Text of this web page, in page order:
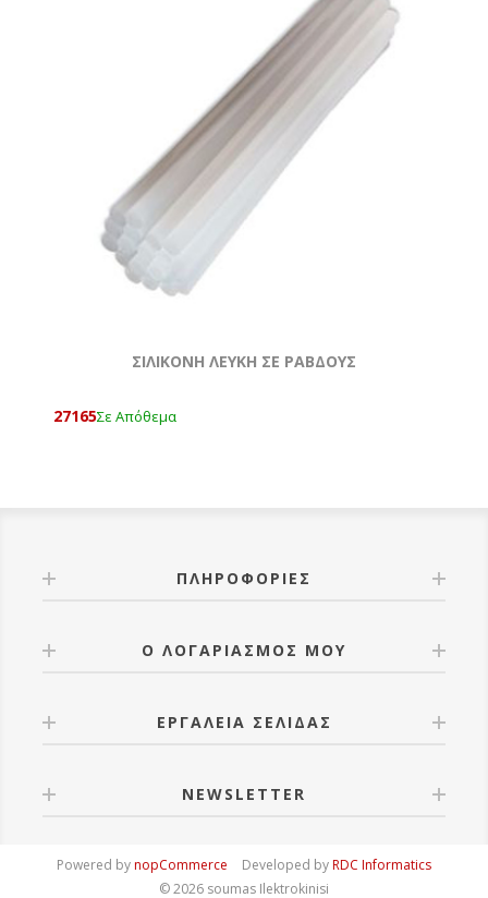
ΣΙΛΙΚΟΝΗ ΛΕΥΚΗ ΣΕ ΡΑΒΔΟΥΣ
27165Σε Απόθεμα
ΠΛΗΡΟΦΟΡΊΕΣ
Ο ΛΟΓΑΡΙΑΣΜΌΣ ΜΟΥ
ΕΡΓΑΛΕΊΑ ΣΕΛΊΔΑΣ
NEWSLETTER
Powered bynopCommerce Developed byRDC Informatics
© 2026 soumas Ilektrokinisi